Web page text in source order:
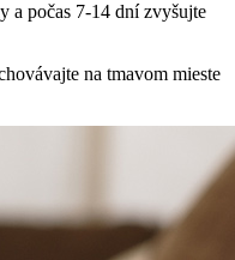
a počas 7-14 dní zvyšujte
na tmavom mieste